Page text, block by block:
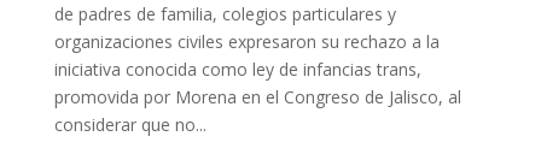
de padres de familia, colegios particulares y
organizaciones civiles expresaron su rechazo a la
iniciativa conocida como ley de infancias trans,
promovida por Morena en el Congreso de Jalisco, al
considerar que no...